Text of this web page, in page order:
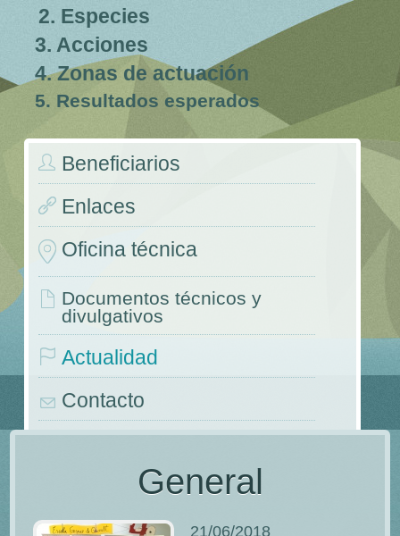
2. Especies
3. Acciones
4. Zonas de actuación
5. Resultados esperados
Beneficiarios
Enlaces
Oficina técnica
Documentos técnicos y
divulgativos
Actualidad
Contacto
Congresos y jornadas
General
21/06/2018